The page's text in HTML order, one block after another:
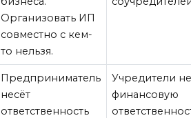
Организовать ИП
совместно с кем-
то нельзя.
Предприниматель
несёт
ответственность
Учредители
финансовую